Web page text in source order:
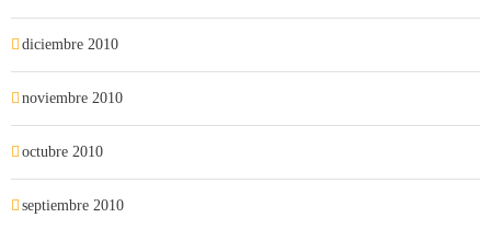
diciembre 2010
noviembre 2010
octubre 2010
septiembre 2010